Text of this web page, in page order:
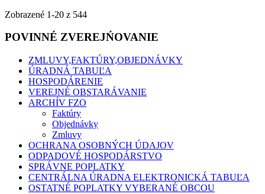
Zobrazené 1-20 z 544
POVINNÉ ZVEREJŃOVANIE
ZMLUVY,FAKTÚRY,OBJEDNÁVKY
ÚRADNÁ TABUĽA
HOSPODÁRENIE
VEREJNÉ OBSTARÁVANIE
ARCHÍV FZO
Faktúry
Objednávky
Zmluvy
OCHRANA OSOBNÝCH ÚDAJOV
ODPADOVÉ HOSPODÁRSTVO
SPRÁVNE POPLATKY
CENTRÁLNA ÚRADNA ELEKTRONICKÁ TABUĽA
OSTATNÉ POPLATKY VYBERANÉ OBCOU